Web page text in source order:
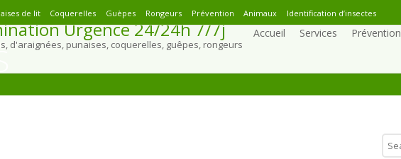
de lit Coquerelles Guèpes Rongeurs Prévention Animaux Identification d’insectes
Urgence 24/24h 7/7j
d'araignées, punaises, coquerelles, guêpes, rongeurs
Accueil Services Prévention